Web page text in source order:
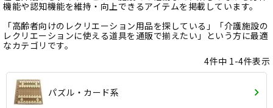
機能や認知機能を維持・向上できるアイテムを掲載しています。
「高齢者向けのレクリエーション用品を探している」「介護施設の
レクリエーションに使える道具を通販で揃えたい」という方に最適
なカテゴリです。
4件中 1-4件表示
パズル・カード系